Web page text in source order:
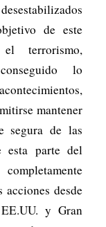
de este
terrorismo,
lo
mantener
segura de las
esta parte del
acciones desde
y Gran